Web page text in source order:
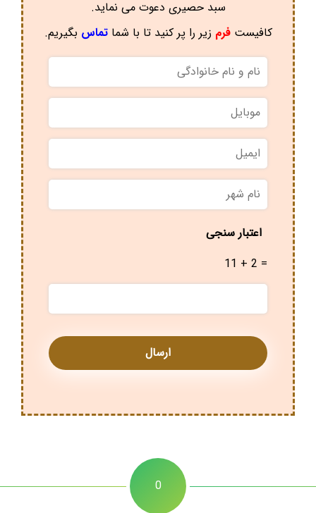
سبد حصیری دعوت می نماید.
کافیستفرم زیر را پر کنید تا با شماتماس بگیریم.
نام
و
نام
خانوادگی
موبایل
ایمیل
نام
شهر *
اعتبار سنجی
11 + 2 =
0